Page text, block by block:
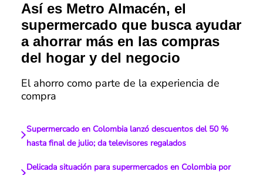
Así es Metro Almacén, el
supermercado que busca ayudar
a ahorrar más en las compras
del hogar y del negocio
El ahorro como parte de la experiencia de
compra
Supermercado en Colombia lanzó descuentos del 50 %
hasta final de julio; da televisores regalados
Delicada situación para supermercados en Colombia por